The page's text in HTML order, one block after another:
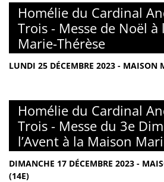
Homélie du Cardinal
Trois - Messe de Noël à
Marie-Thérèse
LUNDI 25 DÉCEMBRE 2023 - MAISON
Homélie du Cardinal
Trois - Messe du 3e
l’Avent à la Maison
DIMANCHE 17 DÉCEMBRE 2023 -
(14E)